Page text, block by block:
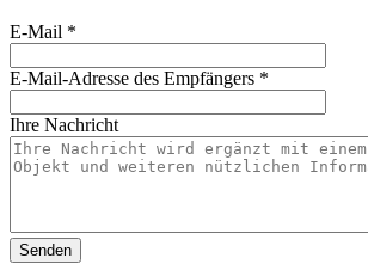
E-Mail *
E-Mail-Adresse des Empfängers *
Ihre Nachricht
Senden